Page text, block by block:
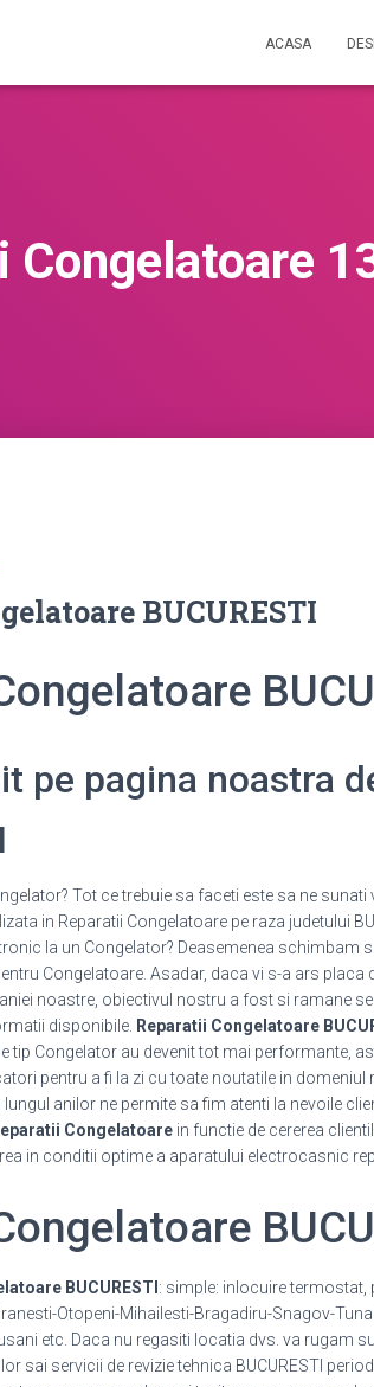
ACASA
Congelatoare
BUCURESTI
pe pagina noastra
Tot ce trebuie sa faceti este sa ne
in Reparatii Congelatoare pe raza judetului
la un Congelator? Deasemenea schimbam
Congelatoare. Asadar, daca vi s-a ars placa
noastre, obiectivul nostru a fost si ramane
disponibile. Reparatii Congelatoare
tip Congelator au devenit tot mai performante,
pentru a fi la zi cu toate noutatile in domeniul
anilor ne permite sa fim atenti la nevoile
Congelatoarein functie de cererea
in conditii optime a aparatului electrocasnic
BUCURESTI : simple: inlocuire
Otopeni-Mihailesti-Bragadiru-Snagov-
etc. Daca nu regasiti locatia dvs. va rugam
sai servicii de revizie tehnica BUCURESTI